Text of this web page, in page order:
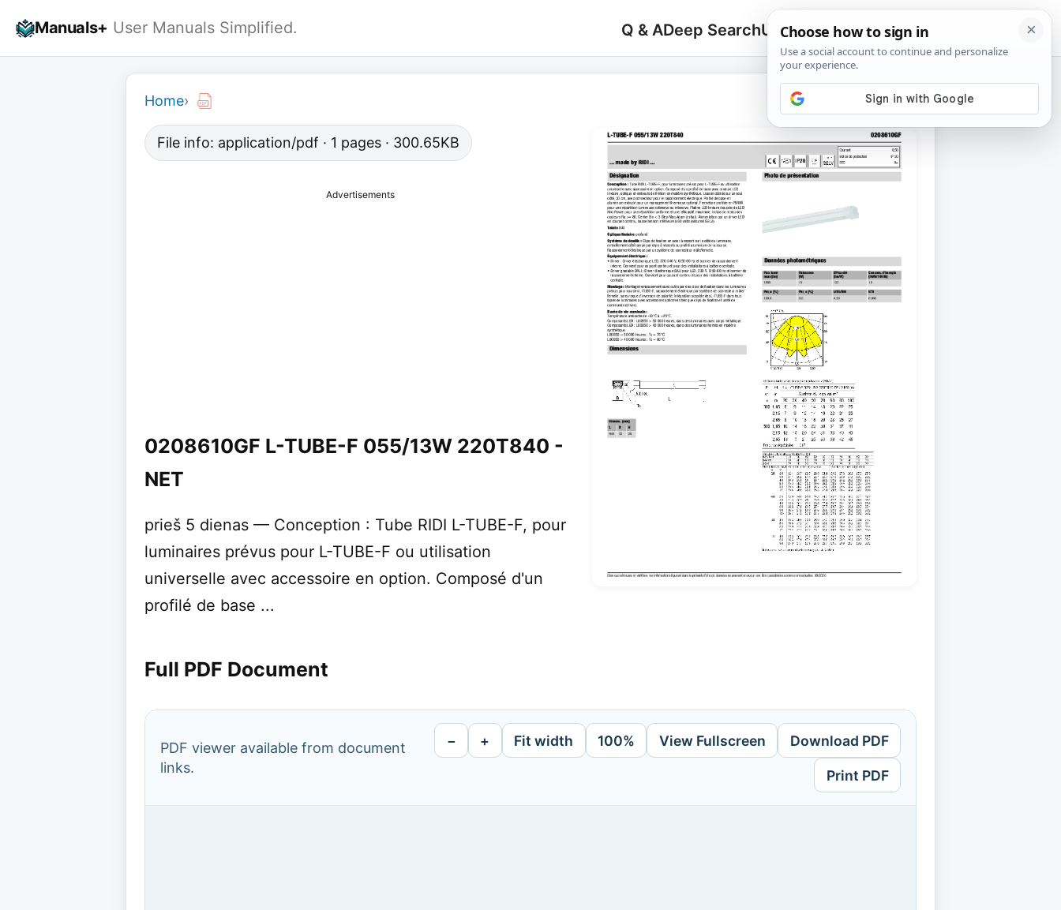
Manuals+ User Manuals Simplified. Q & ADeep SearchUpload
Search
for:
🔍
Home›
File info: application/pdf · 1 pages · 300.65KB
Advertisements
0208610GF L-TUBE-F 055/13W 220T840 -
NET
prieš 5 dienas — Conception : Tube RIDI L-TUBE-F, pour
luminaires prévus pour L-TUBE-F ou utilisation
universelle avec accessoire en option. Composé d'un
profilé de base ...
Full PDF Document
PDF viewer available from document
links.
− + Fit width 100% View Fullscreen Download PDF
Print PDF